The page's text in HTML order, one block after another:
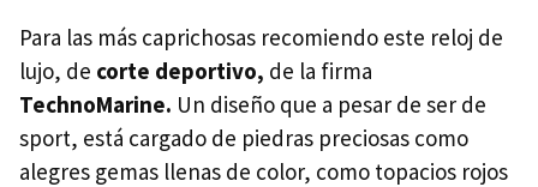
Para las más caprichosas recomiendo este reloj de
lujo, de corte deportivo, de la firma
TechnoMarine. Un diseño que a pesar de ser de
sport, está cargado de piedras preciosas como
alegres gemas llenas de color, como topacios rojos